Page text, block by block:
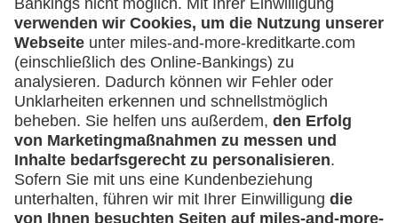
Service
Häufige Fragen
Downloadcenter
Kontakt
Mehr
Kreditkarten-Banking
miles-and-more.com